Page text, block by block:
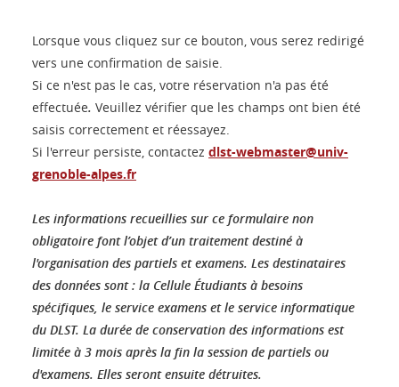
Lorsque vous cliquez sur ce bouton, vous serez redirigé
vers une confirmation de saisie.
Si ce n'est pas le cas, votre réservation n'a pas été
effectuée. Veuillez vérifier que les champs ont bien été
saisis correctement et réessayez.
Si l'erreur persiste, contactez dlst-webmaster@univ-
grenoble-alpes.fr
Les informations recueillies sur ce formulaire non
obligatoire font l’objet d’un traitement destiné à
l'organisation des partiels et examens. Les destinataires
des données sont : la Cellule Étudiants à besoins
spécifiques, le service examens et le service informatique
du DLST. La durée de conservation des informations est
limitée à 3 mois après la fin la session de partiels ou
d'examens. Elles seront ensuite détruites.